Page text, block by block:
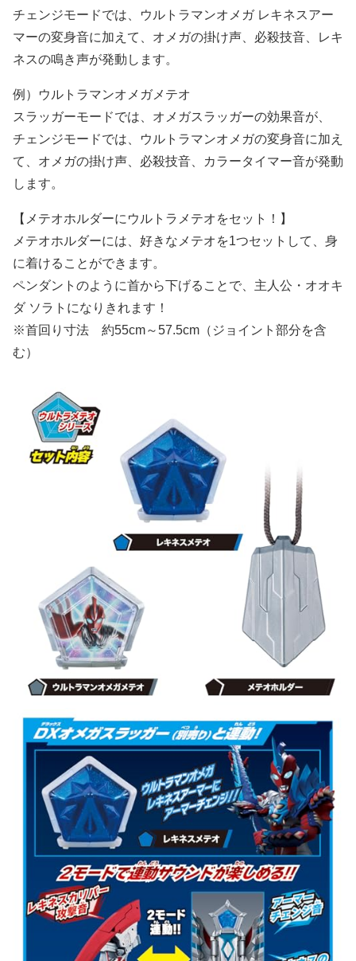
チェンジモードでは、ウルトラマンオメガ レキネスアー
マーの変身音に加えて、オメガの掛け声、必殺技音、レキ
ネスの鳴き声が発動します。
例）ウルトラマンオメガメテオ
スラッガーモードでは、オメガスラッガーの効果音が、
チェンジモードでは、ウルトラマンオメガの変身音に加え
て、オメガの掛け声、必殺技音、カラータイマー音が発動
します。
【メテオホルダーにウルトラメテオをセット！】
メテオホルダーには、好きなメテオを1つセットして、身
に着けることができます。
ペンダントのように首から下げることで、主人公・オオキ
ダ ソラトになりきれます！
※首回り寸法 約55cm～57.5cm（ジョイント部分を含
む）